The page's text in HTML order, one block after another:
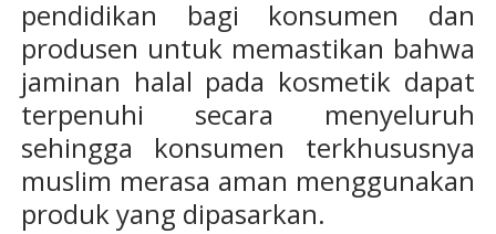
pendidikan bagi konsumen dan
produsen untuk memastikan bahwa
jaminan halal pada kosmetik dapat
terpenuhi secara menyeluruh
sehingga konsumen terkhususnya
muslim merasa aman menggunakan
produk yang dipasarkan.